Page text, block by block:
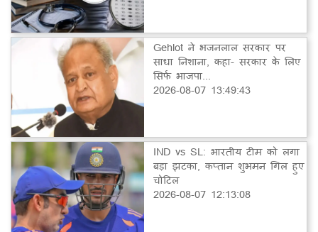
Gehlot ने भजनलाल सरकार पर
साधा निशाना, कहा- सरकार के लिए
सिर्फ भाजपा...
2026-08-07 13:49:43
IND vs SL: भारतीय टीम को लगा
बड़ा झटका, कप्तान शुभमन गिल हुए
चोटिल
2026-08-07 12:13:08